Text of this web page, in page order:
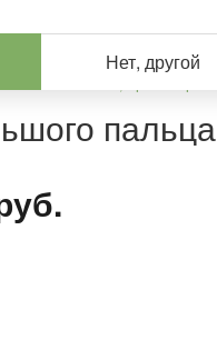
Нет, другой
Herbi Feet, Протектор